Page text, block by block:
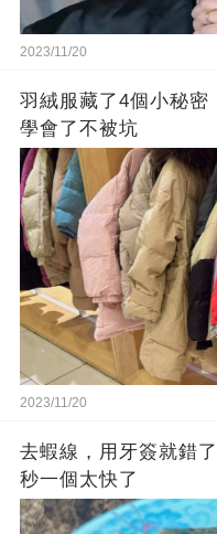
2023/11/20
羽絨服藏了4個小秘密
學會了不被坑
2023/11/20
去蝦線，用牙簽就錯
秒一個太快了